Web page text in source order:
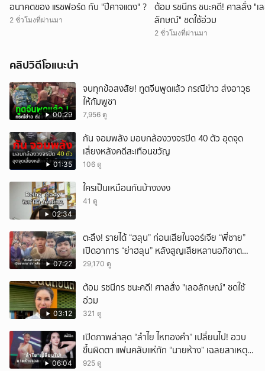
อนาคตของ แรชฟอร์ด กับ "ปีศาจแดง" ?
2 ชั่วโมงที่ผ่านมา
ต้อม รชนีกร ชนะคดี! ศาลสั่ง "เ
ลักษณ์" ชดใช้อ่วม
2 ชั่วโมงที่ผ่านมา
คลิปวิดีโอแนะนำ
00:29
จบทุกข้อสงสัย! ทูตจีนพูดแล้ว กรณีข่าว ส่งอาวุธ
ให้กัมพูชา
7,956 ดู
01:35
กัน จอมพลัง มอบกล้องวงจรปิด 40 ตัว อุดจุด
เสี่ยงหลังคดีสะเทือนขวัญ
106 ดู
02:34
ใครเป็นเหมือนกันบ้างงงง
41 ดู
07:22
ตะลึง! รายได้ “ฮลุน” ก่อนเสียในจอร์เจีย “พี่ชาย”
เปิดอาการ “ย่าฮลุน” หลังสูญเสียหลานอภิชาต
บุตร!
29,170 ดู
03:12
ต้อม รชนีกร ชนะคดี! ศาลสั่ง "เลอลักษณ์" ชดใช้
อ่วม
321 ดู
06:04
เปิดภาพล่าสุด “ลำไย ไหทองคำ” เปลี่ยนไป! อวบ
ขึ้นผิดตา แฟนคลับแห่ทัก “นายห้าง” เฉลยสาเหตุ
ชัด!
925 ดู